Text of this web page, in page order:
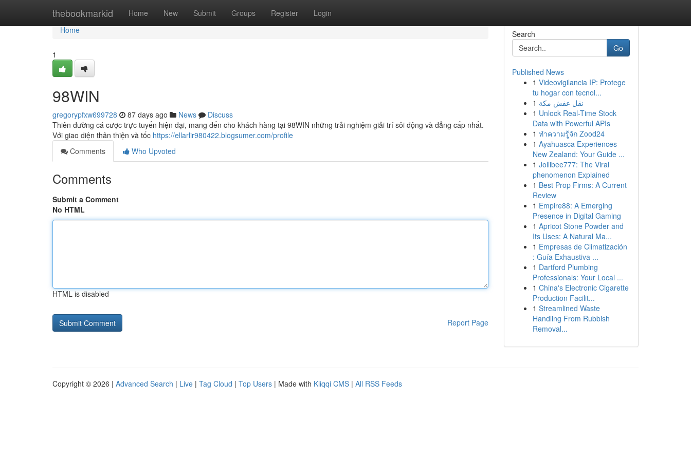
thebookmarkid Home New Submit Groups Register Login
Home
Home
1
98WIN
gregorypfxw699728 87 days ago News
Discuss
Thiên đường cá cược trực tuyến hiện đại, mang đến cho khách hàng tại 98WIN những trải nghiệm giải trí sôi động và đẳng cấp nhất.
Với giao diện thân thiện và tốc https://ellarlir980422.blogsumer.com/profile
Comments
Who Upvoted
Comments
Submit a Comment
No HTML
HTML is disabled
Report Page
Search
Go
Published News
1 Videovigilancia IP: Protege
tu hogar con tecnol...
1 نقل عفش مكة
1 Unlock Real-Time Stock
Data with Powerful APIs
1 ทำความรู้จัก Zood24
1 Ayahuasca Experiences
New Zealand: Your Guide ...
1 Jollibee777: The Viral
phenomenon Explained
1 Best Prop Firms: A Current
Review
1 Empire88: A Emerging
Presence in Digital Gaming
1 Apricot Stone Powder and
Its Uses: A Natural Ma...
1 Empresas de Climatización
: Guía Exhaustiva ...
1 Dartford Plumbing
Professionals: Your Local ...
1 China's Electronic Cigarette
Production Facilit...
1 Streamlined Waste
Handling From Rubbish
Removal...
Copyright © 2026 | Advanced Search | Live | Tag Cloud | Top Users | Made with Kliqqi CMS | All RSS Feeds